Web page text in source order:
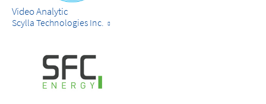
Video Analytic
Scylla Technologies Inc.